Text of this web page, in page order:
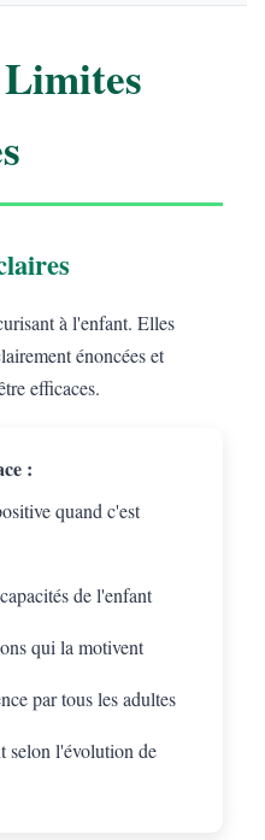
à l'enfant. Elles
énoncées et
efficaces.
:
quand c'est
de l'enfant
qui la motivent
par tous les adultes
selon l'évolution de